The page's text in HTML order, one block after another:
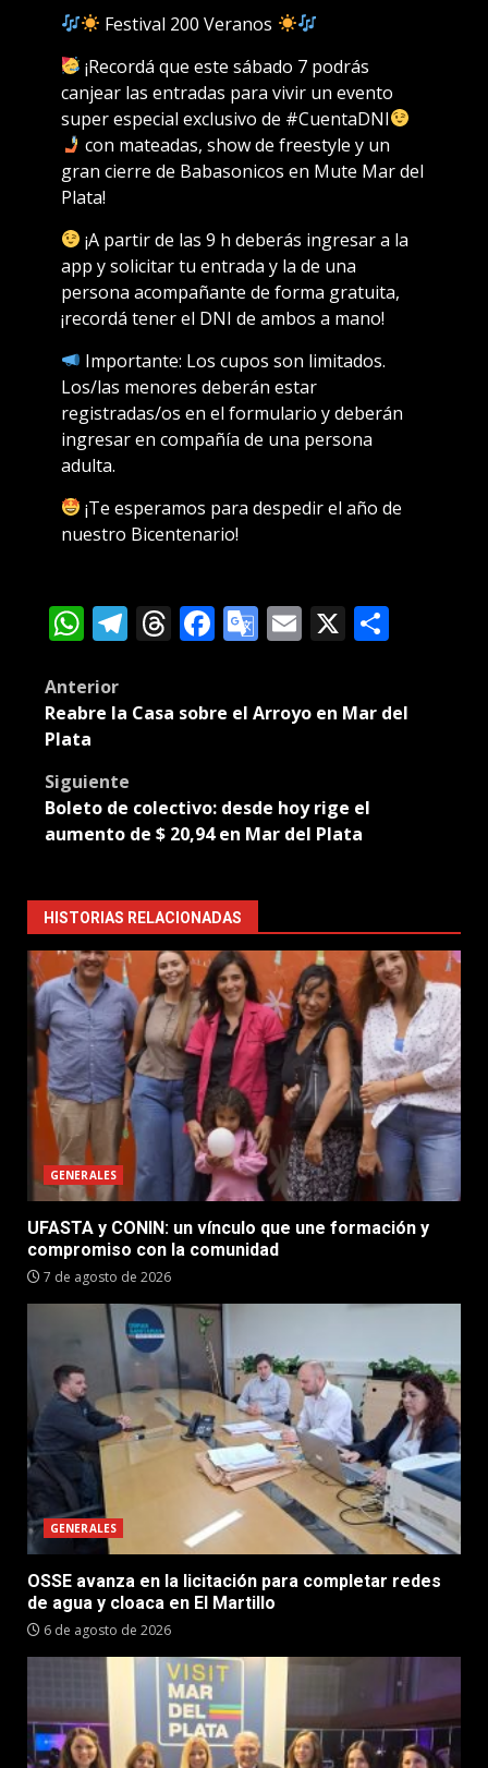
Festival 200 Veranos
¡Recordá que este sábado 7 podrás
canjear las entradas para vivir un evento
super especial exclusivo de #CuentaDNI
con mateadas, show de freestyle y un
gran cierre de Babasonicos en Mute Mar del
Plata!
¡A partir de las 9 h deberás ingresar a la
app y solicitar tu entrada y la de una
persona acompañante de forma gratuita,
¡recordá tener el DNI de ambos a mano!
Importante: Los cupos son limitados.
Los/las menores deberán estar
registradas/os en el formulario y deberán
ingresar en compañía de una persona
adulta.
¡Te esperamos para despedir el año de
nuestro Bicentenario!
WhatsApp
Telegram
Threads
Facebook
Google
Translate
Email
X
Post
navigation
Anterior
Reabre la Casa sobre el Arroyo en Mar del
Plata
Siguiente
Boleto de colectivo: desde hoy rige el
aumento de $ 20,94 en Mar del Plata
HISTORIAS RELACIONADAS
GENERALES
UFASTA y CONIN: un vínculo que une formación y
compromiso con la comunidad
7 de agosto de 2026
GENERALES
OSSE avanza en la licitación para completar redes
de agua y cloaca en El Martillo
6 de agosto de 2026